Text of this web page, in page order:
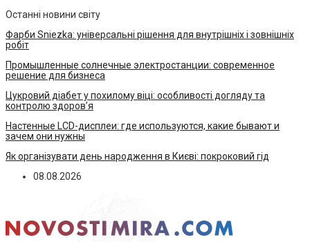
Останні новини світу
Фарби Sniezka: універсальні рішення для внутрішніх і зовнішніх
робіт
Промышленные солнечные электростанции: современное
решение для бизнеса
Цукровий діабет у похилому віці: особливості догляду та
контролю здоров’я
Настенные LCD-дисплеи: где используются, какие бывают и
зачем они нужны
Як організувати день народження в Києві: покроковий гід
08.08.2026